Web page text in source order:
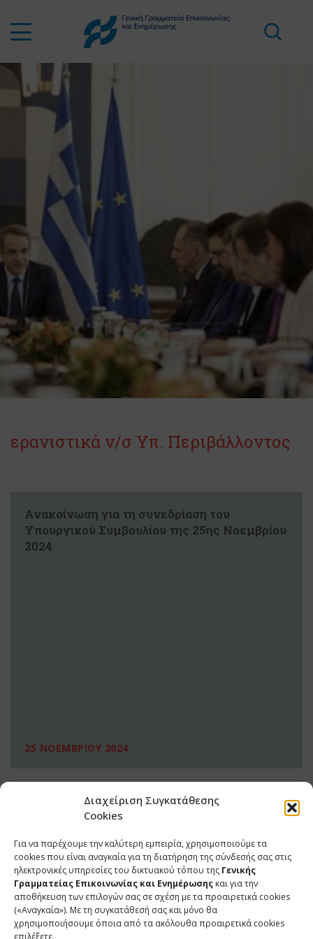
Διαχείριση Συγκατάθεσης
Cookies
Για να παρέχουμε την καλύτερη εμπειρία, χρησιμοποιούμε τα
cookies που είναι αναγκαία για τη διατήρηση της σύνδεσής σας στις
ηλεκτρονικές υπηρεσίες του δικτυακού τόπου της Γενικής
Γραμματείας Επικοινωνίας και Ενημέρωσης και για την
αποθήκευση των επιλογών σας σε σχέση με τα προαιρετικά cookies
(«Αναγκαία»). Με τη συγκατάθεσή σας και μόνο θα
χρησιμοποιήσουμε όποια από τα ακόλουθα προαιρετικά cookies
επιλέξετε.
ερανιστικά ν/σ Υπ. Περιβάλλοντος
Ανακοίνωση για τη συνεδρίαση του
Υπουργικού Συμβουλίου της 25ης Νοεμβρίου
2024
25 ΝΟΕΜΒΡΙΟΥ 2024
ΕΠΙΚΟΙΝΩΝΙΑ